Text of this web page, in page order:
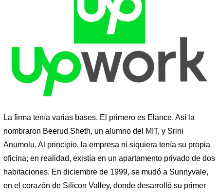
La firma tenía varias bases. El primero es Elance. Así la
nombraron Beerud Sheth, un alumno del MIT, y Srini
Anumolu. Al principio, la empresa ni siquiera tenía su propia
oficina; en realidad, existía en un apartamento privado de dos
habitaciones. En diciembre de 1999, se mudó a Sunnyvale,
en el corazón de Silicon Valley, donde desarrolló su primer